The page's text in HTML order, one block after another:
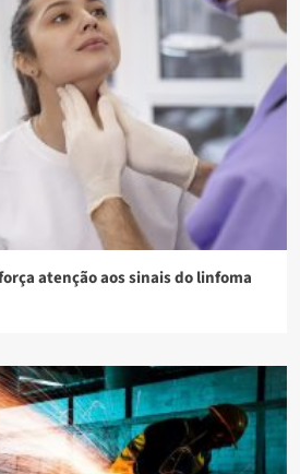
atenção aos sinais do linfoma